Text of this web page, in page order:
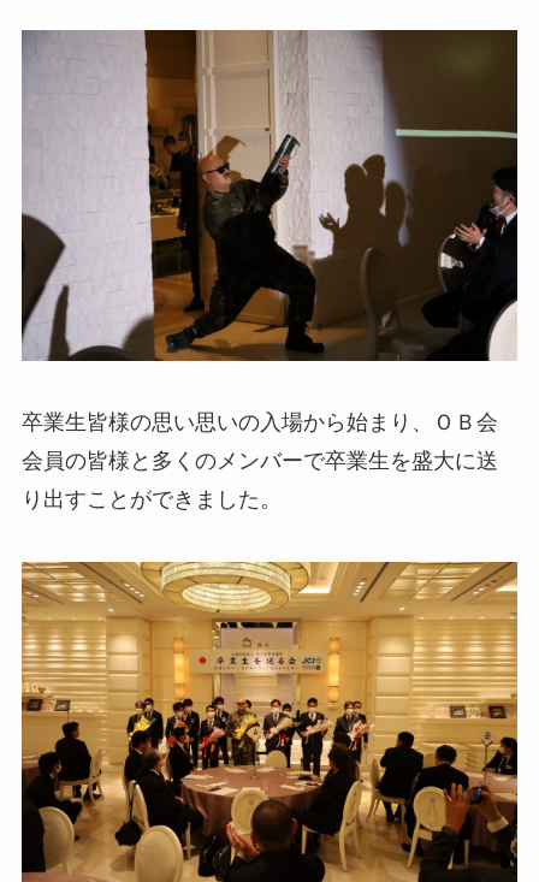
卒業生皆様の思い思いの入場から始まり、ＯＢ会
会員の皆様と多くのメンバーで卒業生を盛大に送
り出すことができました。